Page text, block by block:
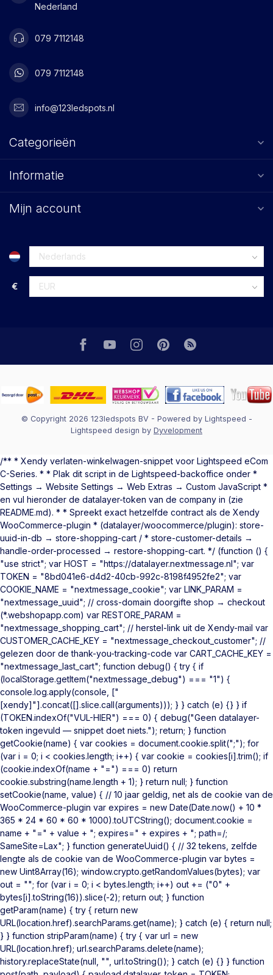
Nederland
079 7112148
079 7112148
info@123ledspots.nl
Categorieën
Informatie
Mijn account
€
© Copyright 2026 123ledspots BV- Powered by Lightspeed -
Lightspeed design by Dyvelopment
/** * Xendy verlaten-winkelwagen-snippet voor Lightspeed eCom
C-Series. * * Plak dit script in de Lightspeed-backoffice onder *
Settings → Website Settings → Web Extras → Custom JavaScript *
en vul hieronder de datalayer-token van de company in (zie
README.md). * * Spreekt exact hetzelfde contract als de Xendy
WooCommerce-plugin * (datalayer/woocommerce/plugin): store-
uuid-in-db → store-shopping-cart / * store-customer-details →
handle-order-processed → restore-shopping-cart. */ (function () {
"use strict"; var HOST = "https://datalayer.nextmessage.nl"; var
TOKEN = "8bd041e6-d4d2-40cb-992c-8198f4952fe2"; var
COOKIE_NAME = "nextmessage_cookie"; var LINK_PARAM =
"nextmessage_uuid"; // cross-domain doorgifte shop → checkout
(*.webshopapp.com) var RESTORE_PARAM =
"nextmessage_shopping_cart"; // herstel-link uit de Xendy-mail var
CUSTOMER_CACHE_KEY = "nextmessage_checkout_customer"; //
gelezen door de thank-you-tracking-code var CART_CACHE_KEY =
"nextmessage_last_cart"; function debug() { try { if
(localStorage.getItem("nextmessage_debug") === "1") {
console.log.apply(console, ["
[xendy]"].concat([].slice.call(arguments))); } } catch (e) {} } if
(TOKEN.indexOf("VUL-HIER") === 0) { debug("Geen datalayer-
token ingevuld — snippet doet niets."); return; } function
getCookie(name) { var cookies = document.cookie.split(";"); for
(var i = 0; i < cookies.length; i++) { var cookie = cookies[i].trim(); if
(cookie.indexOf(name + "=") === 0) return
cookie.substring(name.length + 1); } return null; } function
setCookie(name, value) { // 10 jaar geldig, net als de cookie van de
WooCommerce-plugin var expires = new Date(Date.now() + 10 *
365 * 24 * 60 * 60 * 1000).toUTCString(); document.cookie =
name + "=" + value + "; expires=" + expires + "; path=/;
SameSite=Lax"; } function generateUuid() { // 32 tekens, zelfde
lengte als de cookie van de WooCommerce-plugin var bytes =
new Uint8Array(16); window.crypto.getRandomValues(bytes); var
out = ""; for (var i = 0; i < bytes.length; i++) out += ("0" +
bytes[i].toString(16)).slice(-2); return out; } function
getParam(name) { try { return new
URL(location.href).searchParams.get(name); } catch (e) { return null;
} } function stripParam(name) { try { var url = new
URL(location.href); url.searchParams.delete(name);
history.replaceState(null, "", url.toString()); } catch (e) {} } function